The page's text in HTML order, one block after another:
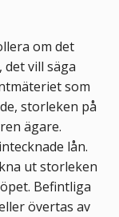
om det
vill säga
som
storleken på
ägare.
lån.
ut storleken
Befintliga
övertas av